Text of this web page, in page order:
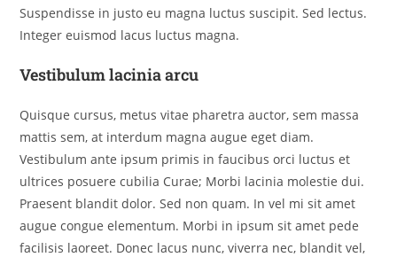
Suspendisse in justo eu magna luctus suscipit. Sed lectus.
Integer euismod lacus luctus magna.
Vestibulum lacinia arcu
Quisque cursus, metus vitae pharetra auctor, sem massa
mattis sem, at interdum magna augue eget diam.
Vestibulum ante ipsum primis in faucibus orci luctus et
ultrices posuere cubilia Curae; Morbi lacinia molestie dui.
Praesent blandit dolor. Sed non quam. In vel mi sit amet
augue congue elementum. Morbi in ipsum sit amet pede
facilisis laoreet. Donec lacus nunc, viverra nec, blandit vel,